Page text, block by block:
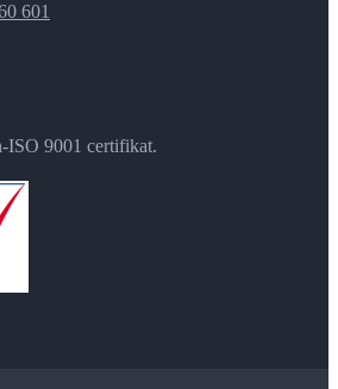
601
ISO 9001 certifikat.